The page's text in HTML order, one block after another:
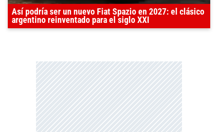
Así podría ser un nuevo Fiat Spazio en 2027: el clásico
argentino reinventado para el siglo XXI